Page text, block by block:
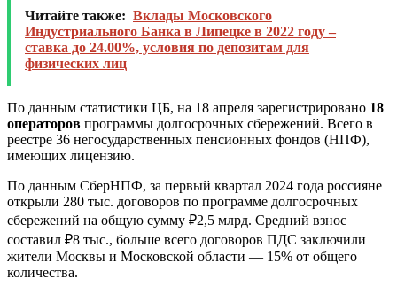
Читайте также: Вклады Московского
Индустриального Банка в Липецке в 2022 году –
ставка до 24.00%, условия по депозитам для
физических лиц
По данным статистики ЦБ, на 18 апреля зарегистрировано 18
операторов программы долгосрочных сбережений. Всего в
реестре 36 негосударственных пенсионных фондов (НПФ),
имеющих лицензию.
По данным СберНПФ, за первый квартал 2024 года россияне
открыли 280 тыс. договоров по программе долгосрочных
сбережений на общую сумму ₽2,5 млрд. Средний взнос
составил ₽8 тыс., больше всего договоров ПДС заключили
жители Москвы и Московской области — 15% от общего
количества.